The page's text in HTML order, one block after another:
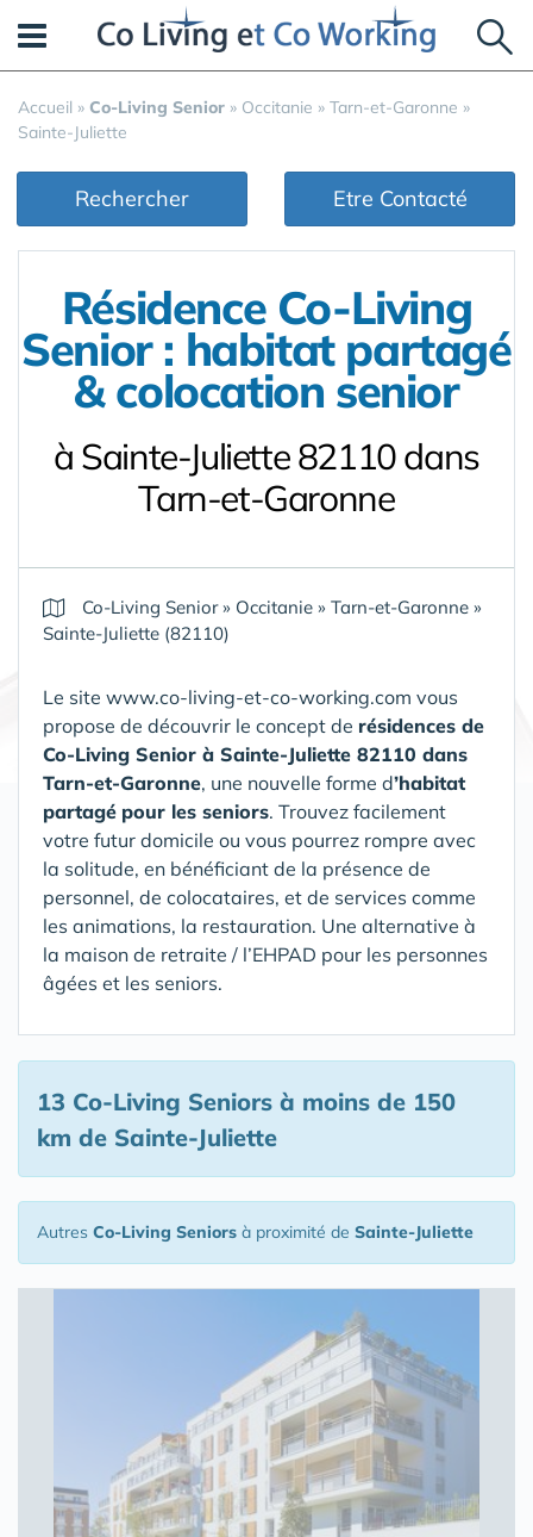
Accueil » Co-Living Senior » Occitanie » Tarn-et-Garonne »
Sainte-Juliette
Rechercher Etre Contacté
Résidence Co-Living
Senior : habitat partagé
& colocation senior
à Sainte-Juliette 82110 dans
Tarn-et-Garonne
Co-Living Senior» Occitanie » Tarn-et-Garonne »
Sainte-Juliette (82110)
Le site www.co-living-et-co-working.com vous
propose de découvrir le concept de résidences de
Co-Living Senior à Sainte-Juliette 82110 dans
Tarn-et-Garonne, une nouvelle forme d’habitat
partagé pour les seniors. Trouvez facilement
votre futur domicile ou vous pourrez rompre avec
la solitude, en bénéficiant de la présence de
personnel, de colocataires, et de services comme
les animations, la restauration. Une alternative à
la maison de retraite / l’EHPAD pour les personnes
âgées et les seniors.
13 Co-Living Seniors à moins de 150
km de Sainte-Juliette
Autres Co-Living Seniors à proximité de Sainte-Juliette
Panneau de gestion des cookies